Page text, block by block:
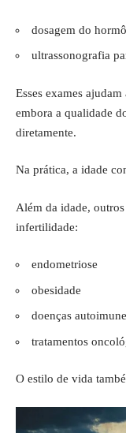
dosagem do
ultrassonografia
Esses exames
embora a qualidade
diretamente.
Na prática, a idade
Além da idade,
infertilidade:
endometriose
obesidade
doenças
tratamentos
O estilo de vida